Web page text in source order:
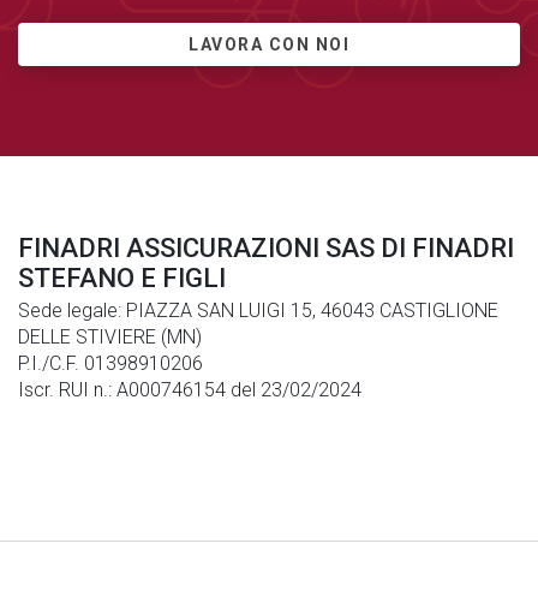
LAVORA CON NOI
FINADRI ASSICURAZIONI SAS DI FINADRI
STEFANO E FIGLI
Sede legale: PIAZZA SAN LUIGI 15, 46043 CASTIGLIONE
DELLE STIVIERE (MN)
P.I./C.F. 01398910206
Iscr. RUI n.: A000746154 del 23/02/2024